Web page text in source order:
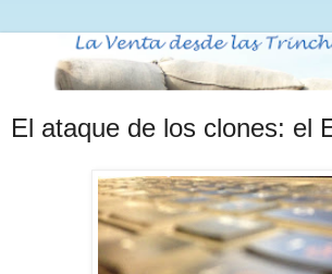
El ataque de los clones: el